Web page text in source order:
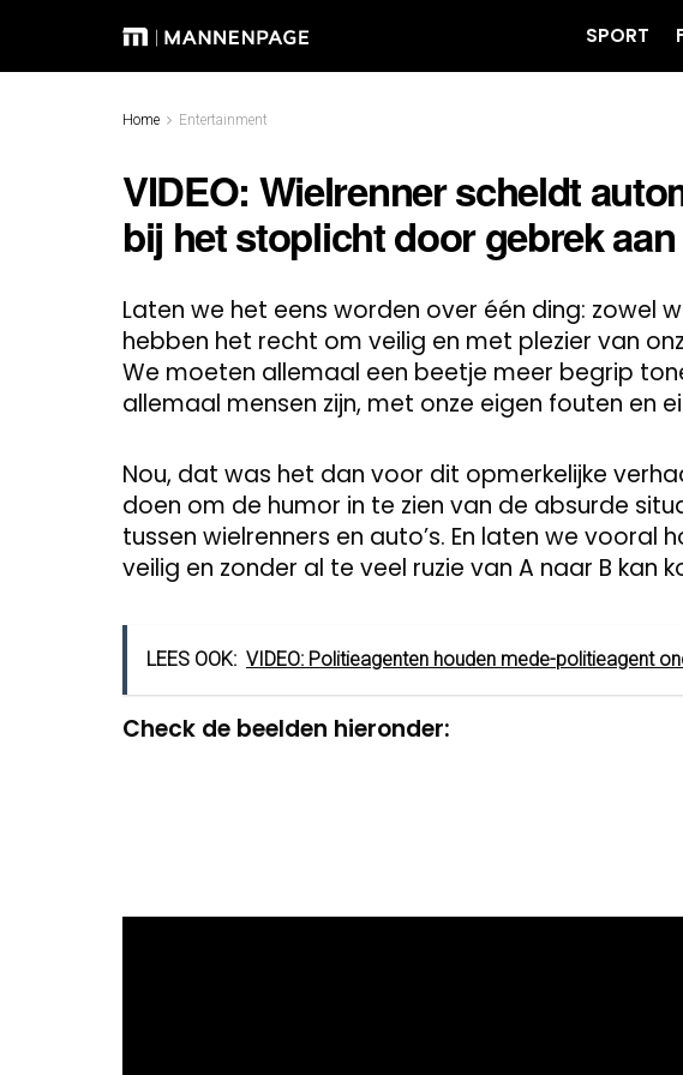
SPORT
Home Entertainment
VIDEO: Wielrenner scheldt
bij het stoplicht door gebrek
Laten we het eens worden over één ding: zowel
hebben het recht om veilig en met plezier van
We moeten allemaal een beetje meer begrip
allemaal mensen zijn, met onze eigen fouten en
Nou, dat was het dan voor dit opmerkelijke
doen om de humor in te zien van de absurde
tussen wielrenners en auto’s. En laten we vooral
veilig en zonder al te veel ruzie van A naar B kan
LEES OOK: VIDEO: Politieagenten houden mede-politieagent
Check de beelden hieronder: